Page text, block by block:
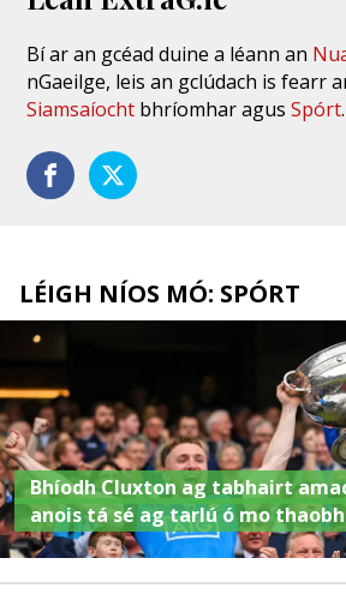
Bí ar an gcéad duine a léann an
nGaeilge, leis an gclúdach is fearr
Siamsaíocht bhríomhar agusSpórt.
LÉIGH NÍOS MÓ: SPÓRT
Bhíodh Cluxton ag tabhairt
anois tá sé ag tarlú ó mo